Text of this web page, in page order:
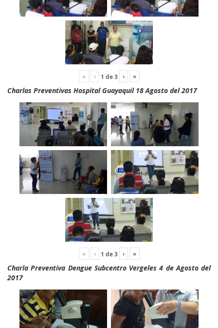
« ‹ 1 de3 › »
Charlas Preventivas Hospital Guayaquil 18 Agosto del 2017
« ‹ 1 de3 › »
Charla Preventiva Dengue Subcentro Vergeles 4 de Agosto del
2017